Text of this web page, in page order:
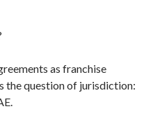
as franchise
the question of jurisdiction: